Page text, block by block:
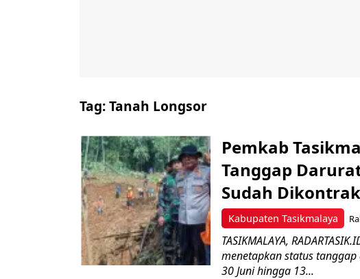
Tag:Tanah Longsor
Kabupaten Tasikmalaya
Pemkab
Tanggap
Sudah
TASIKMALAYA,
menetapkan status
30 Juni hingga 13...